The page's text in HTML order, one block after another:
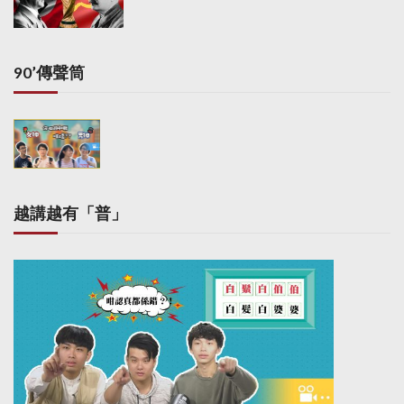
i
a
t
i
o
n
90’傳聲筒
越講越有「普」